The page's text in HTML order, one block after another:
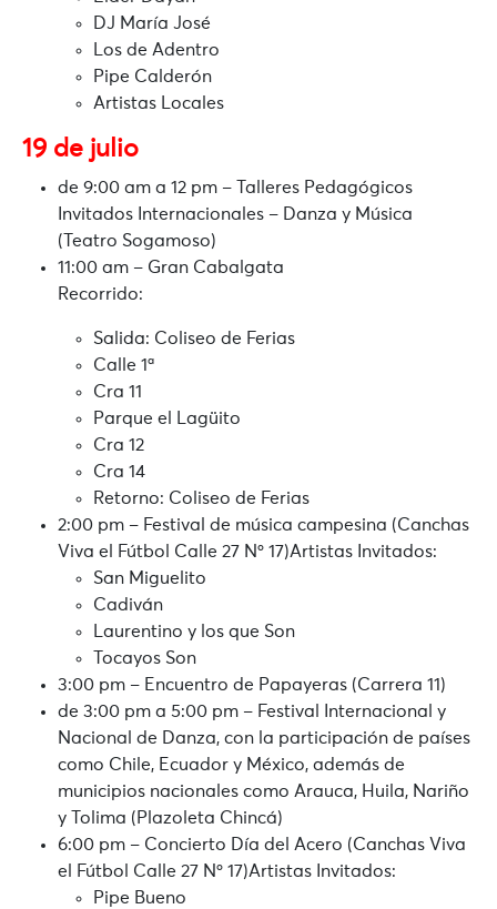
DJ María José
Los de Adentro
Pipe Calderón
Artistas Locales
19 de julio
de 9:00 am a 12 pm – Talleres Pedagógicos
Invitados Internacionales – Danza y Música
(Teatro Sogamoso)
11:00 am – Gran Cabalgata
Recorrido:
Salida: Coliseo de Ferias
Calle 1ª
Cra 11
Parque el Lagüito
Cra 12
Cra 14
Retorno: Coliseo de Ferias
2:00 pm – Festival de música campesina (Canchas
Viva el Fútbol Calle 27 Nº 17)Artistas Invitados:
San Miguelito
Cadiván
Laurentino y los que Son
Tocayos Son
3:00 pm – Encuentro de Papayeras (Carrera 11)
de 3:00 pm a 5:00 pm – Festival Internacional y
Nacional de Danza, con la participación de países
como Chile, Ecuador y México, además de
municipios nacionales como Arauca, Huila, Nariño
y Tolima (Plazoleta Chincá)
6:00 pm – Concierto Día del Acero (Canchas Viva
el Fútbol Calle 27 Nº 17)Artistas Invitados:
Pipe Bueno